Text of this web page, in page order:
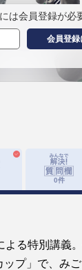
は会員登録が必
会員登録
0件
る特別講義
プ」で、みご